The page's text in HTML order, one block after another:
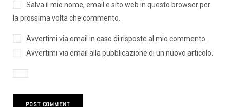
Salva il mio nome, email e sito web in questo browser per
la prossima volta che commento.
Avvertimi via email in caso di risposte al mio commento.
Avvertimi via email alla pubblicazione di un nuovo articolo.